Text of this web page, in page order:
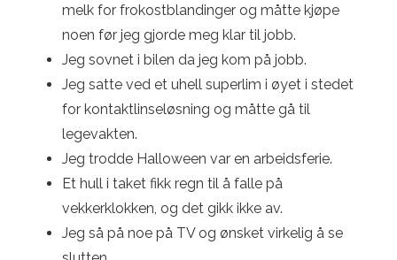
melk for frokostblandinger og måtte kjøpe
noen før jeg gjorde meg klar til jobb.
Jeg sovnet i bilen da jeg kom på jobb.
Jeg satte ved et uhell superlim i øyet i stedet
for kontaktlinseløsning og måtte gå til
legevakten.
Jeg trodde Halloween var en arbeidsferie.
Et hull i taket fikk regn til å falle på
vekkerklokken, og det gikk ikke av.
Jeg så på noe på TV og ønsket virkelig å se